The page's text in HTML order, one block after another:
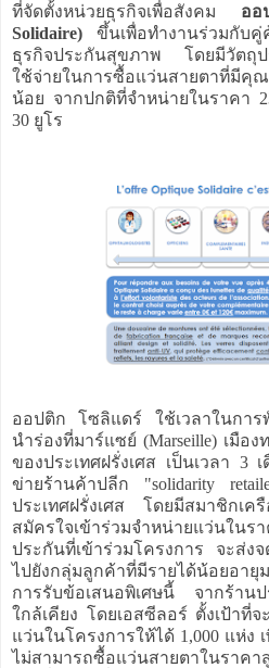
ที่จัดตั้งหน่วยธุรกิจเพื่อสังคม อ
Solidaire) ขึ้นเพื่อทำงานร่วมกับ
ธุรกิจประกันสุขภาพ โดยมีวัตถุป
ใช้จ่ายในการซื้อแว่นสายตาที่มีคุ
น้อย จากปกติที่จำหน่ายในราคา
30 ยูโร
ออปติก โซลิแดร์ ใช้เวลาในกา
นำร่องที่มาร์แซย์ (Marseille) เมือ
ของประเทศฝรั่งเศส เป็นเวลา 3
ข่ายร้านค้าปลีก "solidarity
ประเทศฝรั่งเศส โดยมีสมาชิกเค
สมัครใจเข้าร่วมจำหน่ายแว่นใน
ประกันที่เข้าร่วมโครงการ จะส่ง
ไปยังกลุ่มลูกค้าที่มีรายได้น้อยอา
การรับข้อเสนอพิเศษนี้ จากร้าน
ใกล้เคียง โดยเอสซีลอร์ ตั้งเป้าที่
แว่นในโครงการให้ได้ 1,000 แห่ง
ไม่สามารถซื้อแว่นสายตาในราคา